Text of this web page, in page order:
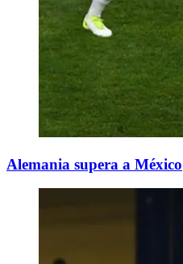
Alemania supera a México